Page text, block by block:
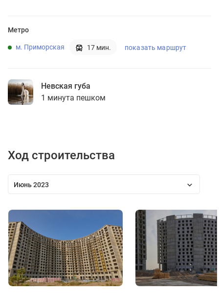
Метро
м. Приморская 17 мин. показать маршрут
Невская губа
1 минута пешком
Ход строительства
Июнь 2023